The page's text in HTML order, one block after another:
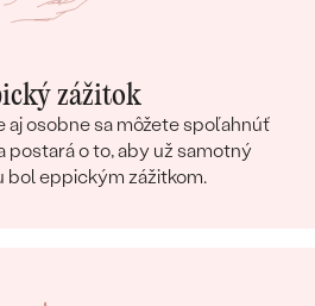
zážitok
aj osobne sa môžete spoľahnúť
postará o to, aby už samotný
bol eppickým zážitkom.